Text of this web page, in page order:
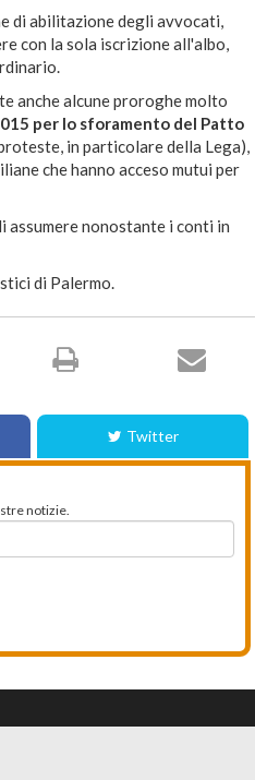
di abilitazione degli avvocati,
con la sola iscrizione all'albo,
anche alcune proroghe molto
per lo sforamento del Patto
in particolare della Lega),
che hanno acceso mutui per
assumere nonostante i conti in
di Palermo.
Twitter
notizie.